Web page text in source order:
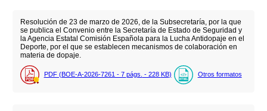
Resolución de 23 de marzo de 2026, de la Subsecretaría, por la que
se publica el Convenio entre la Secretaría de Estado de Seguridad y
la Agencia Estatal Comisión Española para la Lucha Antidopaje en el
Deporte, por el que se establecen mecanismos de colaboración en
materia de dopaje.
PDF (BOE-A-2026-7261 - 7 págs. - 228 KB) Otros formatos